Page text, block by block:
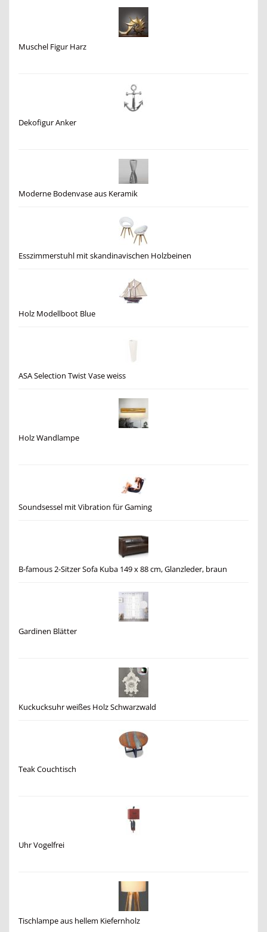
Muschel Figur Harz
Dekofigur Anker
Moderne Bodenvase aus Keramik
Esszimmerstuhl mit skandinavischen Holzbeinen
Holz Modellboot Blue
ASA Selection Twist Vase weiss
Holz Wandlampe
Soundsessel mit Vibration für Gaming
B-famous 2-Sitzer Sofa Kuba 149 x 88 cm, Glanzleder, braun
Gardinen Blätter
Kuckucksuhr weißes Holz Schwarzwald
Teak Couchtisch
Uhr Vogelfrei
Tischlampe aus hellem Kiefernholz